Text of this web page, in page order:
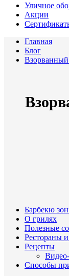
Уличное
Акции
Главная
Блог
Взорванный
Барбекю
О грилях
Полезные
Рестораны
Рецепты
Способы